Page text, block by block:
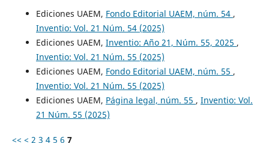
Ediciones UAEM, Fondo Editorial UAEM, núm. 54 ,
Inventio: Vol. 21 Núm. 54 (2025)
Ediciones UAEM, Inventio: Año 21, Núm. 55, 2025 ,
Inventio: Vol. 21 Núm. 55 (2025)
Ediciones UAEM, Fondo Editorial UAEM, núm. 55 ,
Inventio: Vol. 21 Núm. 55 (2025)
Ediciones UAEM, Página legal, núm. 55 , Inventio: Vol.
21 Núm. 55 (2025)
<< < 2 3 4 5 6 7